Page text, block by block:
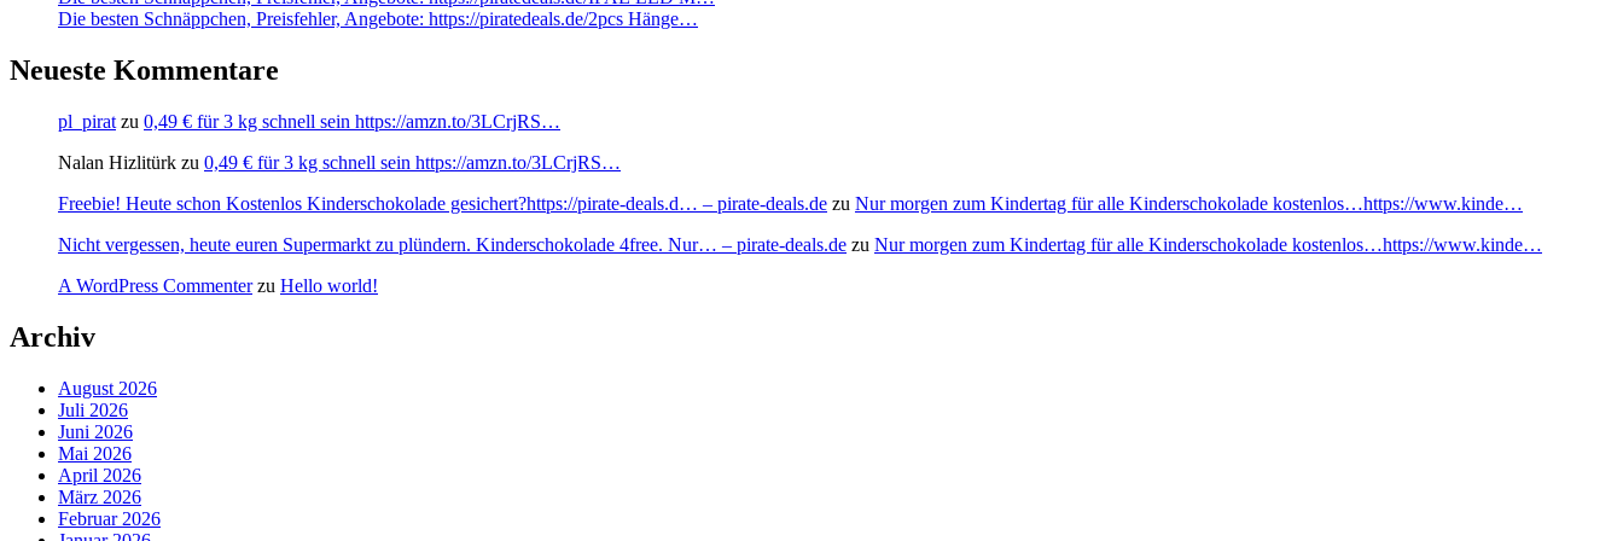
Die besten Schnäppchen, Preisfehler, Angebote: https://piratedeals.de/2pcs Hänge…
Neueste Kommentare
pl_pirat zu 0,49 € für 3 kg schnell sein https://amzn.to/3LCrjRS…
Nalan Hizlitürk zu 0,49 € für 3 kg schnell sein https://amzn.to/3LCrjRS…
Freebie! Heute schon Kostenlos Kinderschokolade gesichert?https://pirate-deals.d… – pirate-deals.de zu Nur morgen zum Kindertag für alle Kinderschokolade kostenlos…https://www.kinde…
Nicht vergessen, heute euren Supermarkt zu plündern. Kinderschokolade 4free. Nur… – pirate-deals.de zu Nur morgen zum Kindertag für alle Kinderschokolade kostenlos…https://www.kinde…
A WordPress Commenterzu Hello world!
Archiv
August 2026
Juli 2026
Juni 2026
Mai 2026
April 2026
März 2026
Februar 2026